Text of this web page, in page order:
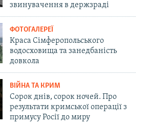
звинувачення в держзраді
ФОТОГАЛЕРЕЇ
Краса Сімферопольського
водосховища та занедбаність
довкола
ВІЙНА ТА КРИМ
Сорок днів, сорок ночей. Про
результати кримської операції з
примусу Росії до миру